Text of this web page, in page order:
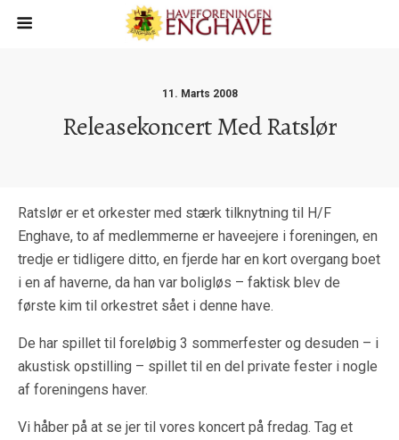
11. Marts 2008
Releasekoncert Med Ratslør
Ratslør er et orkester med stærk tilknytning til H/F
Enghave, to af medlemmerne er haveejere i foreningen, en
tredje er tidligere ditto, en fjerde har en kort overgang boet
i en af haverne, da han var boligløs – faktisk blev de
første kim til orkestret sået i denne have.
De har spillet til foreløbig 3 sommerfester og desuden – i
akustisk opstilling – spillet til en del private fester i nogle
af foreningens haver.
Vi håber på at se jer til vores koncert på fredag. Tag et